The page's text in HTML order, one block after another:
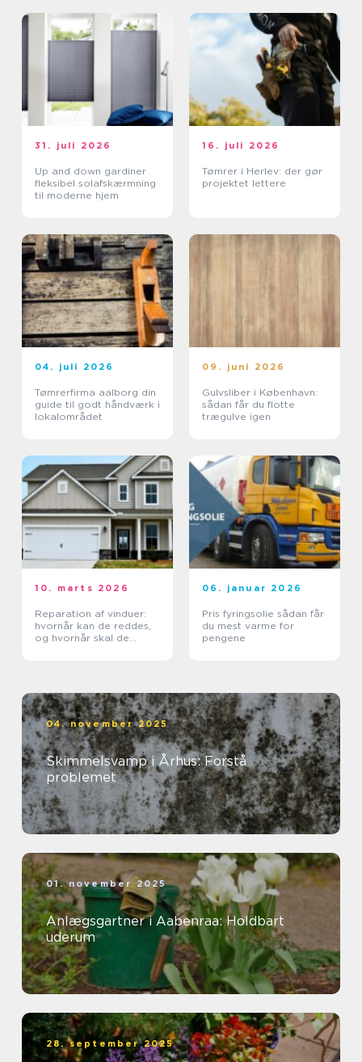
31. juli 2026
Up and down gardiner
fleksibel solafskærmning
til moderne hjem
16. juli 2026
Tømrer i Herlev: der gør
projektet lettere
04. juli 2026
Tømrerfirma aalborg din
guide til godt håndværk i
lokalområdet
09. juni 2026
Gulvsliber i København:
sådan får du flotte
trægulve igen
10. marts 2026
Reparation af vinduer:
hvornår kan de reddes,
og hvornår skal de
06. januar 2026
Pris fyringsolie sådan får
du mest varme for
pengene
04. november 2025
Skimmelsvamp i Århus: Forstå
problemet
01. november 2025
Anlægsgartner i Aabenraa: Holdbart
uderum
28. september 2025